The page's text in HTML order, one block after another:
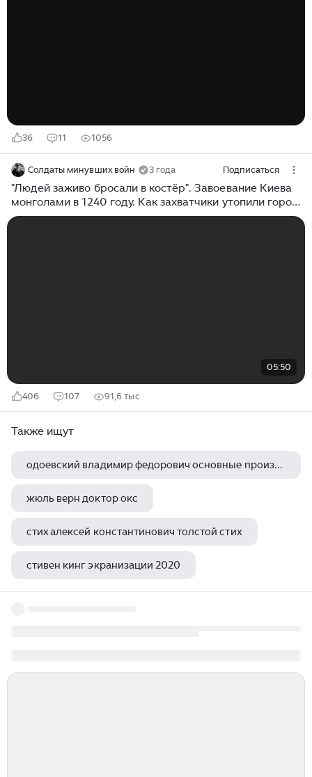
36 11 1056
Солдаты минувших войн 3 года Подписаться
"Людей заживо бросали в костёр". Завоевание Киева
монголами в 1240 году. Как захватчики утопили город
в крови
05:50
406 107 91,6 тыс
Также ищут
одоевский владимир федорович основные произведения
жюль верн доктор окс
стих алексей константинович толстой стих
стивен кинг экранизации 2020